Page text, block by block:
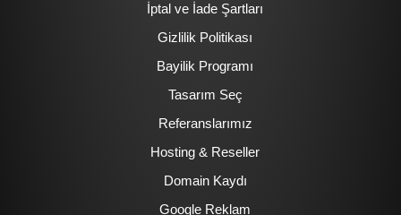
İptal ve İade Şartları
Gizlilik Politikası
Bayilik Programı
Tasarım Seç
Referanslarımız
Hosting & Reseller
Domain Kaydı
Google Reklam